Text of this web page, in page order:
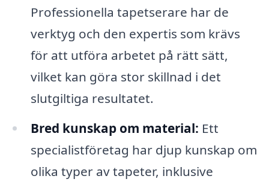
Professionella tapetserare har de
verktyg och den expertis som krävs
för att utföra arbetet på rätt sätt,
vilket kan göra stor skillnad i det
slutgiltiga resultatet.
Bred kunskap om material: Ett
specialistföretag har djup kunskap om
olika typer av tapeter, inklusive